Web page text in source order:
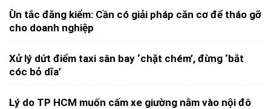
Ùn tắc đăng kiểm: Cần có giải pháp căn cơ để tháo gỡ
cho doanh nghiệp
Xử lý dứt điểm taxi sân bay ‘chặt chém’, đừng ‘bắt
cóc bỏ dĩa’
Lý do TP HCM muốn cấm xe giường nằm vào nội đô